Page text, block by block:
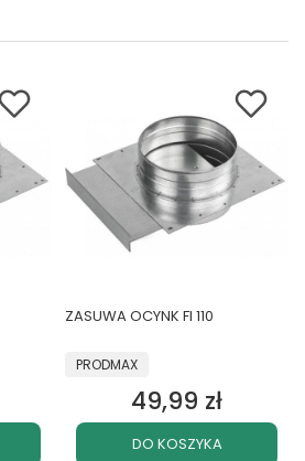
ZASUWA OCYNK FI 110
PRODUCENT
PRODMAX
Cena
49,99 zł
DO KOSZYKA